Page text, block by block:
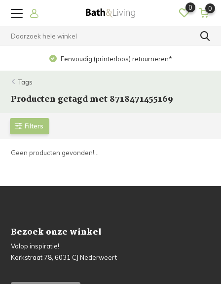
0 0
Eenvoudig (printerloos) retourneren*
Tags
Producten getagd met 8718471455169
Filters
Geen producten gevonden!...
Bezoek onze winkel
Volop inspiratie!
Kerkstraat 78, 6031 CJ Nederweert